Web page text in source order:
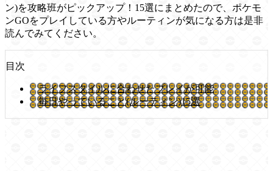
ン)を攻略班がピックアップ！15選にまとめたので、ポケモ
ンGOをプレイしている方やルーティンが気になる方は是非
読んでみてください。
目次
ライフスタイルに合わせたプレイが可能
毎日やっていること(ルーティン)15選